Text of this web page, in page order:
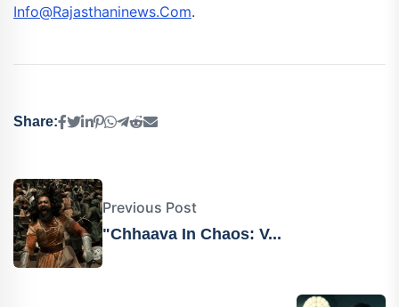
Info@rajasthaninews.com.
Share:
Previous Post
"Chhaava In Chaos: V...